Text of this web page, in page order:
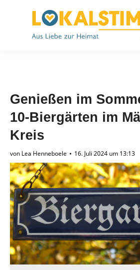
Genießen im
10-Biergärten im
Kreis
von Lea Henneboele 16. Juli 2024 um 13:13